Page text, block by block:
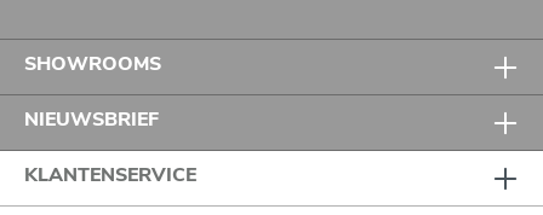
SHOWROOMS
NIEUWSBRIEF
KLANTENSERVICE